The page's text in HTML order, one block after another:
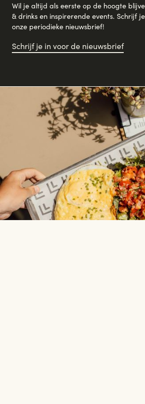
Wil je altijd als eerste op de hoogte
& drinks en inspirerende events. Schrijf
onze periodieke nieuwsbrief!
Schrijf je in voor de nieuwsbrief